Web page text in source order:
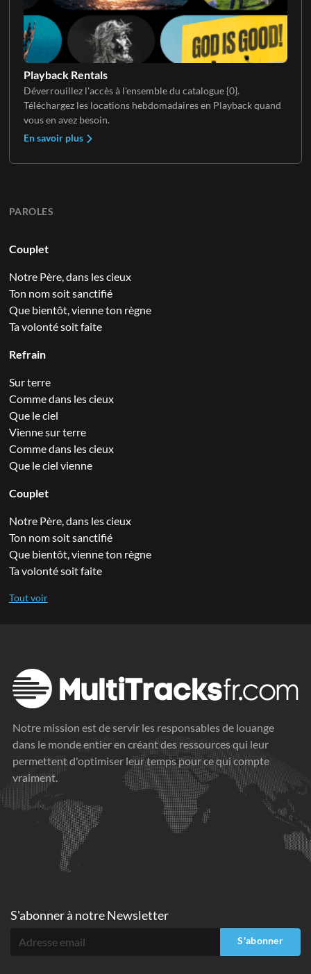
Playback Rentals
Déverrouillez l'accès à l'ensemble du catalogue {0}.
Téléchargez les locations hebdomadaires en Playback quand
vous en avez besoin.
En savoir plus
PAROLES
Couplet
Notre Père, dans les cieux
Ton nom soit sanctifié
Que bientôt, vienne ton règne
Ta volonté soit faite
Refrain
Sur terre
Comme dans les cieux
Que le ciel
Vienne sur terre
Comme dans les cieux
Que le ciel vienne
Couplet
Notre Père, dans les cieux
Ton nom soit sanctifié
Que bientôt, vienne ton règne
Ta volonté soit faite
Notre mission est de servir les responsables de louange
dans le monde entier en créant des ressources qui leur
permettent d'optimiser leur temps pour ce qui compte
vraiment.
S'abonner à notre Newsletter
S'abonner